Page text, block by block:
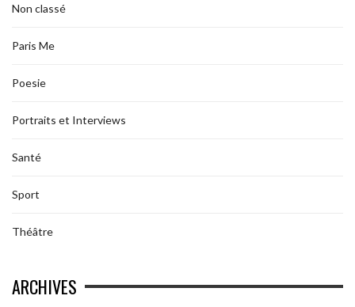
Non classé
Paris Me
Poesie
Portraits et Interviews
Santé
Sport
Théâtre
ARCHIVES